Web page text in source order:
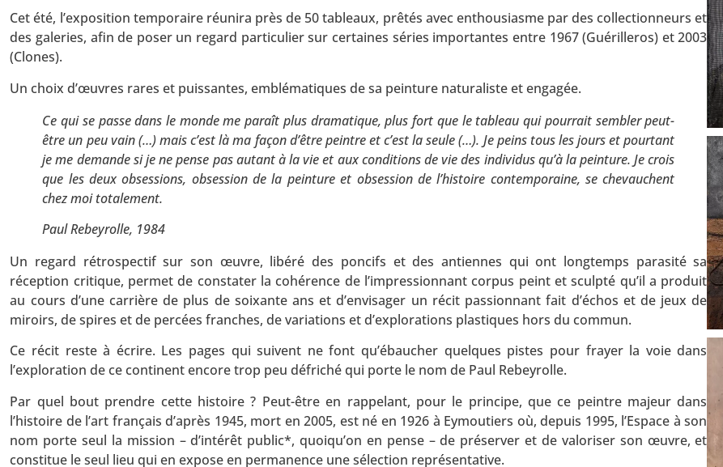
Cet été, l’exposition temporaire réunira près de 50 tableaux, prêtés avec enthousiasme par des collectionneurs et
des galeries, afin de poser un regard particulier sur certaines séries importantes entre 1967 (Guérilleros) et 2003
(Clones).
Un choix d’œuvres rares et puissantes, emblématiques de sa peinture naturaliste et engagée.
Ce qui se passe dans le monde me paraît plus dramatique, plus fort que le tableau qui pourrait sembler peut-
être un peu vain (…) mais c’est là ma façon d’être peintre et c’est la seule (…). Je peins tous les jours et pourtant
je me demande si je ne pense pas autant à la vie et aux conditions de vie des individus qu’à la peinture. Je crois
que les deux obsessions, obsession de la peinture et obsession de l’histoire contemporaine, se chevauchent
chez moi totalement.
Paul Rebeyrolle, 1984
Un regard rétrospectif sur son œuvre, libéré des poncifs et des antiennes qui ont longtemps parasité sa
réception critique, permet de constater la cohérence de l’impressionnant corpus peint et sculpté qu’il a produit
au cours d’une carrière de plus de soixante ans et d’envisager un récit passionnant fait d’échos et de jeux de
miroirs, de spires et de percées franches, de variations et d’explorations plastiques hors du commun.
Ce récit reste à écrire. Les pages qui suivent ne font qu’ébaucher quelques pistes pour frayer la voie dans
l’exploration de ce continent encore trop peu défriché qui porte le nom de Paul Rebeyrolle.
Par quel bout prendre cette histoire ? Peut-être en rappelant, pour le principe, que ce peintre majeur dans
l’histoire de l’art français d’après 1945, mort en 2005, est né en 1926 à Eymoutiers où, depuis 1995, l’Espace à son
nom porte seul la mission – d’intérêt public*, quoiqu’on en pense – de préserver et de valoriser son œuvre, et
constitue le seul lieu qui en expose en permanence une sélection représentative.